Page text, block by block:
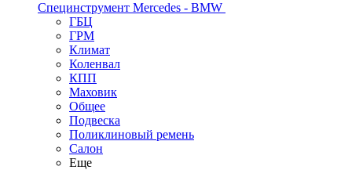
Специнструмент Mercedes - BMW
ГБЦ
ГРМ
Климат
Коленвал
КПП
Маховик
Общее
Подвеска
Поликлиновый ремень
Салон
Еще